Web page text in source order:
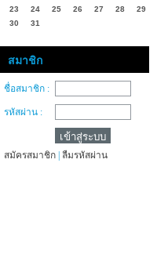
23
24 25 26 27 28
29
30
31
สมาชิก
ชื่อสมาชิก :
รหัสผ่าน :
สมัครสมาชิก ลืมรหัสผ่าน